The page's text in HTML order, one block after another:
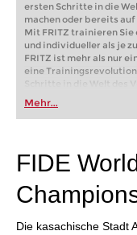
ersten Schritte in die
machen oder bereits
Mit FRITZ trainieren
und individueller als je
FRITZ ist mehr als nur
eine
Schritte in die Welt des
oder bereits auf
FRITZ trainieren Sie
individueller als je zuvor.
Mehr...
FIDE
Die kasachische Stadt